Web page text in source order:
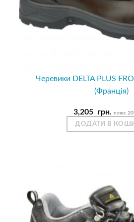
Черевики DELTA PLUS
(Франція)
3,205 грн. плюс
ДОДАТИ В